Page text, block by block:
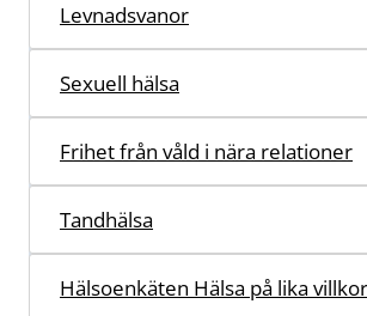
Levnadsvanor
Sexuell hälsa
Frihet från våld i nära relationer
Tandhälsa
Hälsoenkäten Hälsa på lika villkor